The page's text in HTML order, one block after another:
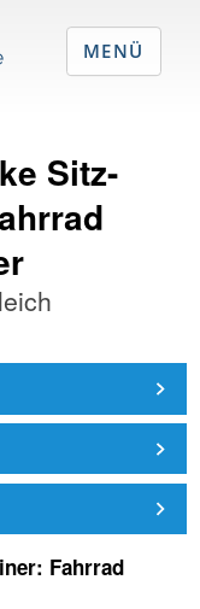
Sitz-
Fahrrad
MENÜ